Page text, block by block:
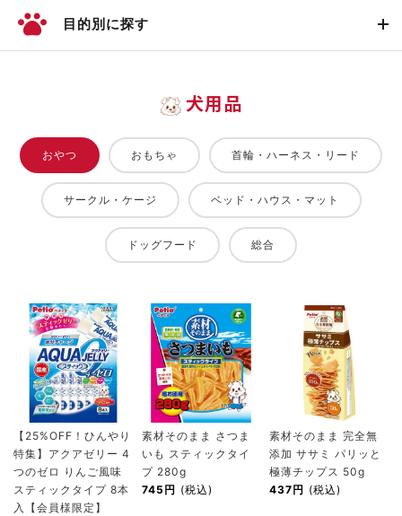
目的別に探す
犬用品
おやつ おもちゃ 首輪・ハーネス・リード
サークル・ケージ ベッド・ハウス・マット
ドッグフード 総合
【25%OFF！ひんやり
特集】アクアゼリー 4
つのゼロ りんご風味
スティックタイプ 8本
入【会員様限定】
素材そのまま さつま
いも スティックタイ
プ 280g
745円 (税込)
素材そのまま 完全無
添加 ササミ パリッと
極薄チップス 50g
437円 (税込)